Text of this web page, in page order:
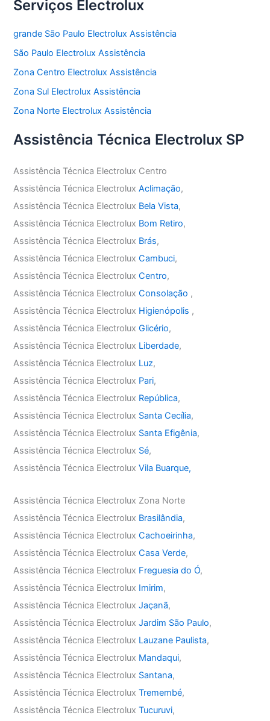
Serviços Electrolux
grande São Paulo Electrolux Assistência
São Paulo Electrolux Assistência
Zona Centro Electrolux Assistência
Zona Sul Electrolux Assistência
Zona Norte Electrolux Assistência
Assistência Técnica Electrolux SP
Assistência Técnica Electrolux Centro
Assistência Técnica ElectroluxAclimação,
Assistência Técnica Electrolux Bela Vista,
Assistência Técnica Electrolux Bom Retiro,
Assistência Técnica Electrolux Brás,
Assistência Técnica ElectroluxCambuci,
Assistência Técnica ElectroluxCentro,
Assistência Técnica ElectroluxConsolação ,
Assistência Técnica Electrolux Higienópolis ,
Assistência Técnica ElectroluxGlicério,
Assistência Técnica Electrolux Liberdade,
Assistência Técnica Electrolux Luz,
Assistência Técnica Electrolux Pari,
Assistência Técnica Electrolux República,
Assistência Técnica Electrolux Santa Cecília,
Assistência Técnica Electrolux Santa Efigênia,
Assistência Técnica Electrolux Sé,
Assistência Técnica ElectroluxVila Buarque,
Assistência Técnica Electrolux Zona Norte
Assistência Técnica Electrolux Brasilândia,
Assistência Técnica ElectroluxCachoeirinha,
Assistência Técnica ElectroluxCasa Verde,
Assistência Técnica Electrolux Freguesia do Ó,
Assistência Técnica Electrolux Imirim,
Assistência Técnica ElectroluxJaçanã,
Assistência Técnica ElectroluxJardim São Paulo,
Assistência Técnica Electrolux Lauzane Paulista,
Assistência Técnica Electrolux Mandaqui,
Assistência Técnica Electrolux Santana,
Assistência Técnica ElectroluxTremembé,
Assistência Técnica ElectroluxTucuruvi,